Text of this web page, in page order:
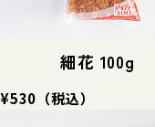
細花 100g
¥530 （税込）